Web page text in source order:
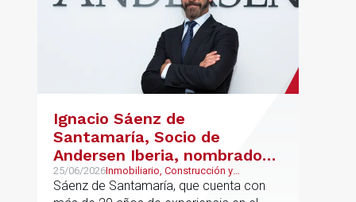
Ignacio Sáenz de
Santamaría, Socio de
Andersen Iberia, nombrado
director europeo de
Inmobiliario de Andersen
25/06/2026Inmobiliario, Construcción y
Urbanismo, Real Estate
Sáenz de Santamaría, que cuenta con